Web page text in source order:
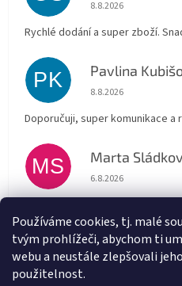
Používáme cookies, tj. malé
tvým prohlížeči, abychom ti
webu a neustále zlepšovali
použitelnost.
8.8.2026
Rychlé dodání a super zboží.
PK Pavlina
Hodnocení
8.8.2026
Doporučuji, super komunikace a
MS Marta
Hodnocení
6.8.2026
AT Alena Trchova
Hodnocení
5.8.2026